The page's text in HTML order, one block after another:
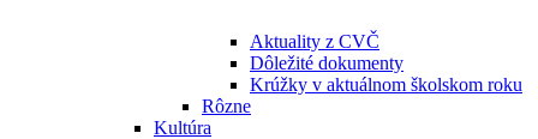
Aktuality z CVČ
Dôležité dokumenty
Krúžky v aktuálnom školskom roku
Rôzne
Kultúra